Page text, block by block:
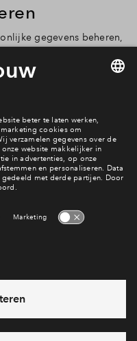
gegevens beheren,
hoe dat eruit
account? Maak er dan
snel aan
belangrijkste nieuws en